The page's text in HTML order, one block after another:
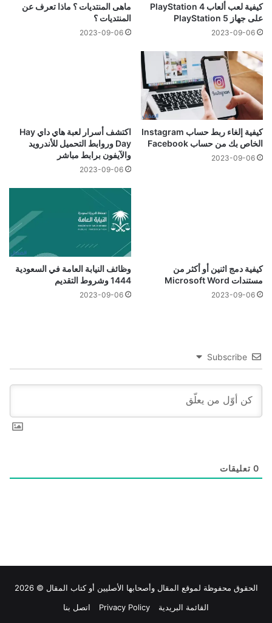
كيفية لعب ألعاب PlayStation 4
على جهاز PlayStation 5
2023-09-06
ماهى المنتديات ؟ ماذا تعرف عن
المنتديات ؟
2023-09-06
كيفية إلغاء ربط حساب Instagram
الخاص بك من حساب Facebook
2023-09-06
اكتشف أسرار لعبة هاي داي Hay
Day وروابط التحميل للأندرويد
والآيفون برابط مباشر
2023-09-06
كيفية دمج اثنين أو أكثر من
مستندات Microsoft Word
2023-09-06
وظائف النيابة العامة في السعودية
1444 وشروط التقديم
2023-09-06
Subscribe
0 تعليقات
الحقوق محفوظة لموقع المقال وأصحابها الأصليين أو كتاب المقال © 2026
القائمة البريدية
Privacy Policy اتصل بنا